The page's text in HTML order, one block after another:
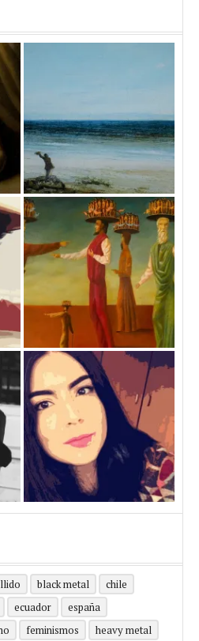
black metal
chile
ecuador
españa
feminismos
heavy metal